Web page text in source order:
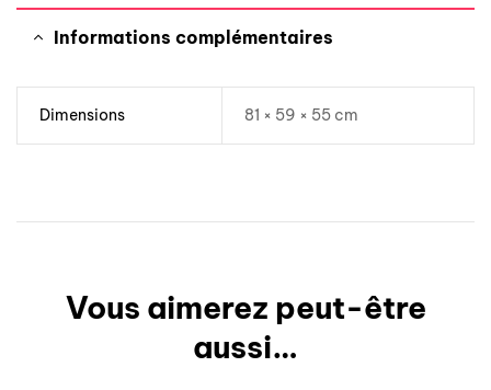
Informations complémentaires
Dimensions 81 × 59 × 55 cm
Vous aimerez peut-être
aussi…